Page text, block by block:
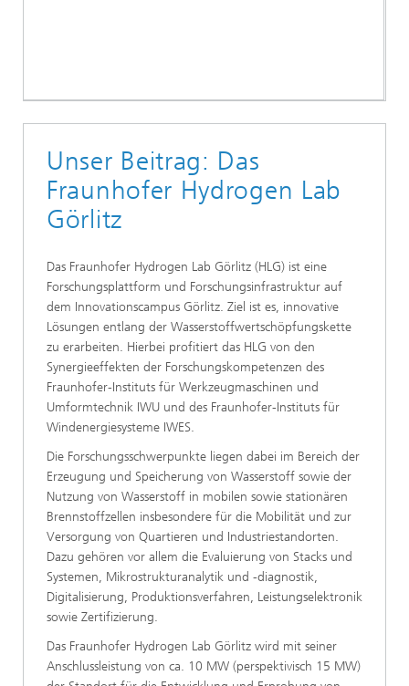
Unser Beitrag: Das
Fraunhofer Hydrogen Lab
Görlitz
Das Fraunhofer Hydrogen Lab Görlitz (HLG) ist eine
Forschungsplattform und Forschungsinfrastruktur auf
dem Innovationscampus Görlitz. Ziel ist es, innovative
Lösungen entlang der Wasserstoffwertschöpfungskette
zu erarbeiten. Hierbei profitiert das HLG von den
Synergieeffekten der Forschungskompetenzen des
Fraunhofer-Instituts für Werkzeugmaschinen und
Umformtechnik IWU und des Fraunhofer-Instituts für
Windenergiesysteme IWES.
Die Forschungsschwerpunkte liegen dabei im Bereich der
Erzeugung und Speicherung von Wasserstoff sowie der
Nutzung von Wasserstoff in mobilen sowie stationären
Brennstoffzellen insbesondere für die Mobilität und zur
Versorgung von Quartieren und Industriestandorten.
Dazu gehören vor allem die Evaluierung von Stacks und
Systemen, Mikrostrukturanalytik und -diagnostik,
Digitalisierung, Produktionsverfahren, Leistungselektronik
sowie Zertifizierung.
Das Fraunhofer Hydrogen Lab Görlitz wird mit seiner
Anschlussleistung von ca. 10 MW (perspektivisch 15 MW)